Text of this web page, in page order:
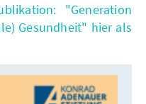
"Generation
Gesundheit" hier als